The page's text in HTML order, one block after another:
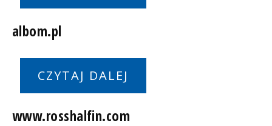
albom.pl
CZYTAJ DALEJ
www.rosshalfin.com